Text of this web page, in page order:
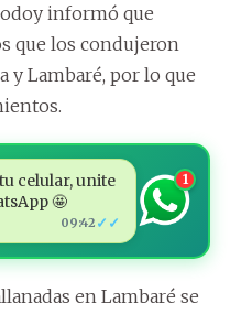
informó que
que los condujeron
y Lambaré, por lo que
celular, unite
🤩
09:42 ✓✓
1
en Lambaré se